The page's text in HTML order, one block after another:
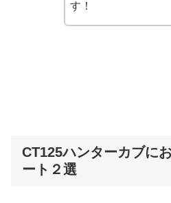
す！
CT125ハンターカブに
ート２選